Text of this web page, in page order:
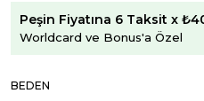
Peşin Fiyatına 6 Taksit x
Worldcard ve Bonus'a Özel
BEDEN